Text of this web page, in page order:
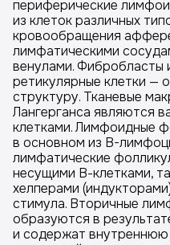
периферические
из клеток различных
кровообращения
лимфатическими
венулами. Фибробласты
ретикулярные клетки
структуру. Тканевые
Лангерганса являются
клетками. Лимфоидные
в основном из B-
лимфатические
несущими В-клетками,
хелперами
стимула. Вторичные
образуются в
и содержат